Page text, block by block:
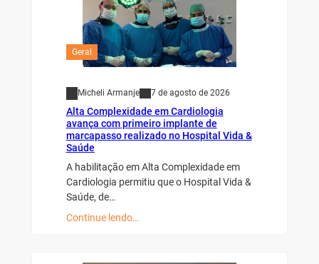
Geral
Micheli Armanje 7 de agosto de 2026
Alta Complexidade em Cardiologia
avança com primeiro implante de
marcapasso realizado no Hospital Vida &
Saúde
A habilitação em Alta Complexidade em
Cardiologia permitiu que o Hospital Vida &
Saúde, de…
Continue lendo…